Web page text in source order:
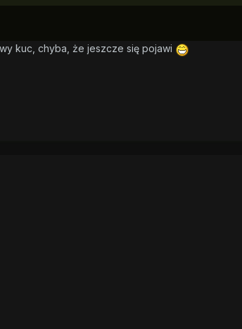
kuc, chyba, że jeszcze się pojawi